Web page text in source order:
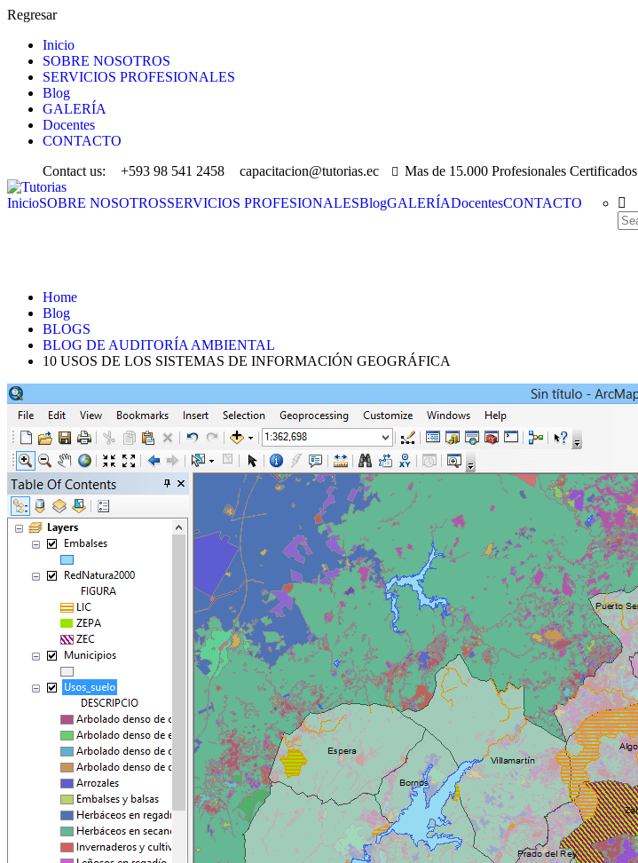
Regresar
Inicio
SOBRE NOSOTROS
SERVICIOS PROFESIONALES
Blog
GALERÍA
Docentes
CONTACTO
Contact us:
+593 98 541 2458 capacitacion@tutorias.ec Mas de 15.000 Profesionales Certificados
InicioSOBRE NOSOTROSSERVICIOS PROFESIONALESBlogGALERÍADocentesCONTACTO
Home
Blog
BLOGS
BLOG DE AUDITORÍA AMBIENTAL
10 USOS DE LOS SISTEMAS DE INFORMACIÓN GEOGRÁFICA